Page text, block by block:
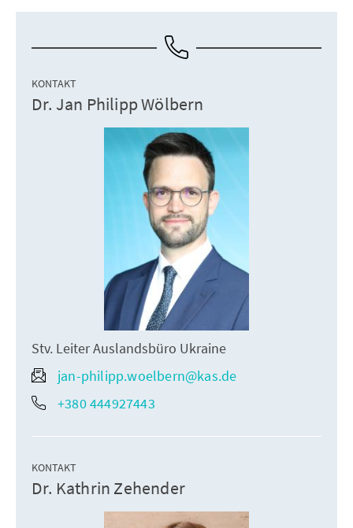
KONTAKT
Dr. Jan Philipp Wölbern
Stv. Leiter Auslandsbüro Ukraine
jan-philipp.woelbern@kas.de
+380 444927443
KONTAKT
Dr. Kathrin Zehender